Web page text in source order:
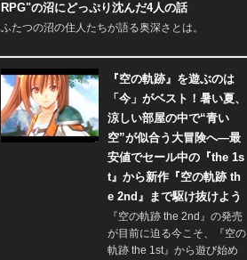
RPG"の沼にどっぷり沈んだ4人の話
ふたつの沼の住人たちが語る奥深さとは。
『空の軌跡』を遊ぶのは
「今」がベスト！暑い夏、
涼しい部屋の中で“青い
空”が似合う大冒険へ―最
安値でセール中の『the 1s
t』から新作『空の軌跡 th
e 2nd』まで駆け抜けよう
『空の軌跡 the 2nd』の発売
が目前に迫る今こそ、『空の
軌跡 the 1st』から遊び始め